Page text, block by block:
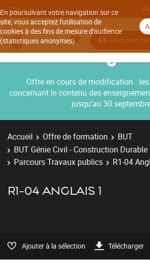
En poursuivant votre navigation sur ce
site, vous acceptez l'utilisation de
cookies à des fins de mesure d'audience
(statistiques anonymes).
Aller à
Se connecter
Offre en cours de modification :
concernant le contenu des
jusqu’au 30
Accueil Offre de formation
BUT
BUT Génie Civil - Construction Durable
Parcours Travaux publics
R1-04
R1-04 ANGLAIS 1
Ajouter à la sélection Télécharger